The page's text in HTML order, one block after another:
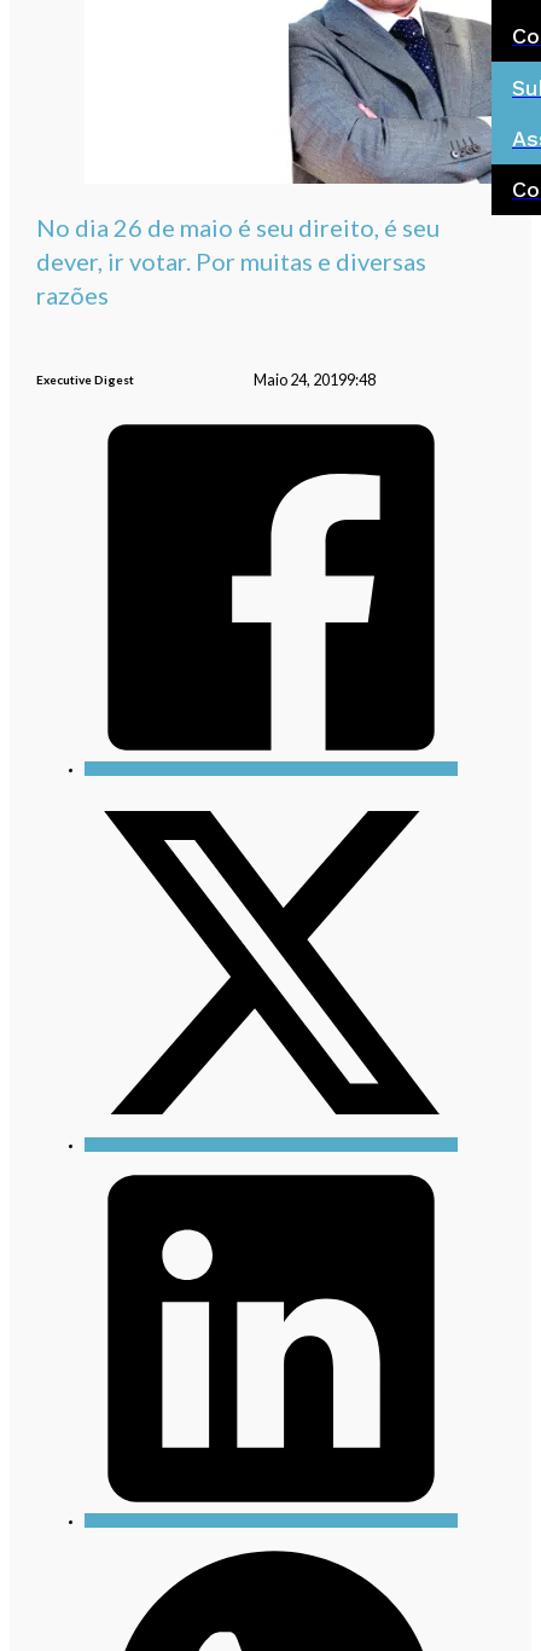
No dia 26 de maio é seu direito, é seu
dever, ir votar. Por muitas e diversas
razões
Executive Digest Maio 24, 20199:48